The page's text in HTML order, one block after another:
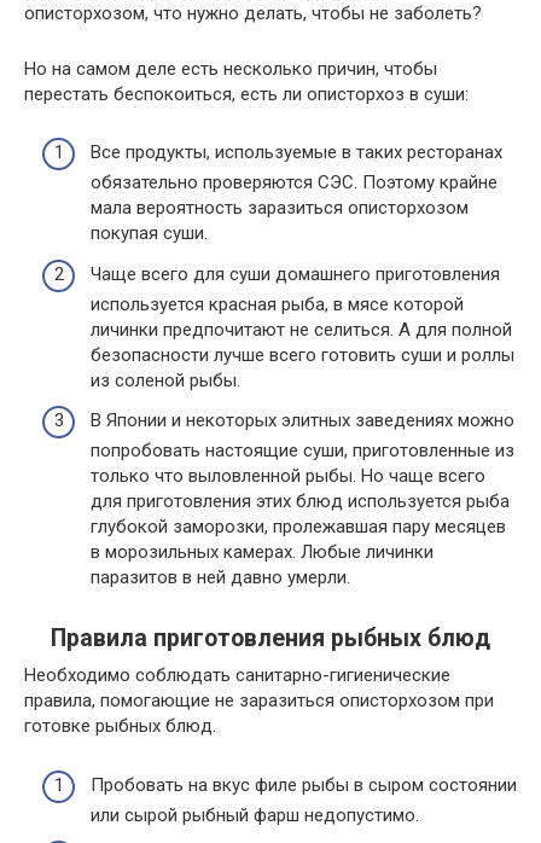
описторхозом, что нужно делать, чтобы не заболеть?
Но на самом деле есть несколько причин, чтобы
перестать беспокоиться, есть ли описторхоз в суши:
Все продукты, используемые в таких ресторанах
обязательно проверяются СЭС. Поэтому крайне
мала вероятность заразиться описторхозом
покупая суши.
Чаще всего для суши домашнего приготовления
используется красная рыба, в мясе которой
личинки предпочитают не селиться. А для полной
безопасности лучше всего готовить суши и роллы
из соленой рыбы.
В Японии и некоторых элитных заведениях можно
попробовать настоящие суши, приготовленные из
только что выловленной рыбы. Но чаще всего
для приготовления этих блюд используется рыба
глубокой заморозки, пролежавшая пару месяцев
в морозильных камерах. Любые личинки
паразитов в ней давно умерли.
Правила приготовления рыбных блюд
Необходимо соблюдать санитарно-гигиенические
правила, помогающие не заразиться описторхозом при
готовке рыбных блюд.
Пробовать на вкус филе рыбы в сыром состоянии
или сырой рыбный фарш недопустимо.